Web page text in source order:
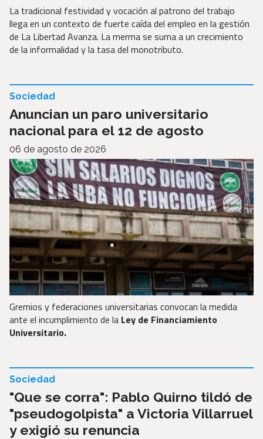
La tradicional festividad y vocación al patrono del trabajo
llega en un contexto de fuerte caída del empleo en la gestión
de La Libertad Avanza. La merma se suma a un crecimiento
de la informalidad y la tasa del monotributo.
Anuncian un paro universitario
nacional para el 12 de agosto
Sociedad
06 de agosto de 2026
Gremios y federaciones universitarias convocan la medida
ante el incumplimiento de la Ley de Financiamiento
Universitario.
"Que se corra": Pablo Quirno tildó de
"pseudogolpista" a Victoria Villarruel
y exigió su renuncia
Sociedad